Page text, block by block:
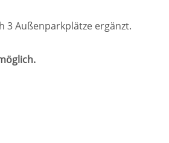
3 Außenparkplätze ergänzt.